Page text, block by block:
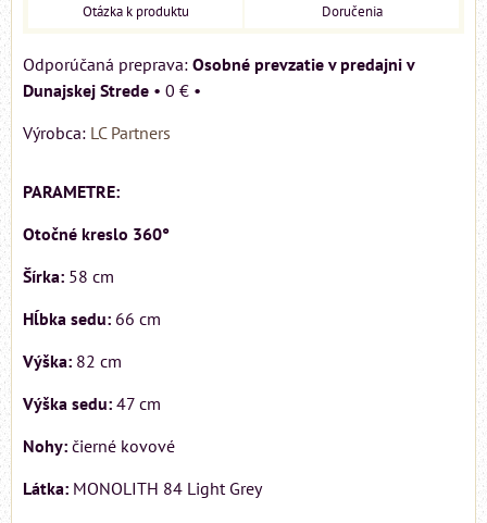
Otázka k produktu Doručenia
Osobné prevzatie v predajni v
Dunajskej Strede • 0 € •
Výrobca: LC Partners
PARAMETRE:
Otočné kreslo 360°
Šírka: 58 cm
Hĺbka sedu: 66 cm
Výška: 82 cm
Výška sedu: 47 cm
Nohy: čierné kovové
Látka: MONOLITH 84 Light Grey